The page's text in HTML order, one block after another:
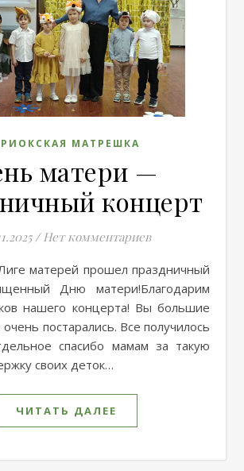
МАТРЕШКА
матери —
концерт
/ Нет комментариев
Дню матери!Благодарим
нашего концерта! Вы большие
постарались. Все получилось
спасибо мамам за такую
своих деток…
ЧИТАТЬ ДАЛЕЕ